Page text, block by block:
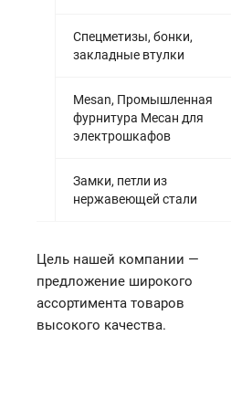
Спецметизы, бонки,
закладные втулки
Mesan, Промышленная
фурнитура Месан для
электрошкафов
Замки, петли из
нержавеющей стали
Цель нашей компании —
предложение широкого
ассортимента товаров
высокого качества.